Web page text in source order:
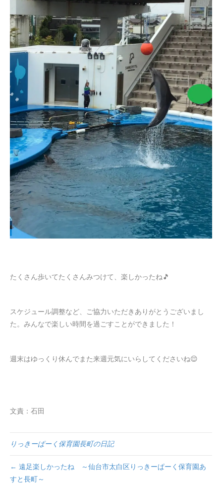
たくさん歩いてたくさんみつけて、楽しかったね🎵
スケジュール調整など、ご協力いただきありがとうございまし
た。みんなで楽しい時間を過ごすことができました！
週末はゆっくり休んでまた来週元気にいらしてくださいね😌
文責：石田
りっきーぱーく保育園長町の日記
← 遠足楽しかったね ～仙台市太白区りっきーぱーく保育園あ
すと長町～